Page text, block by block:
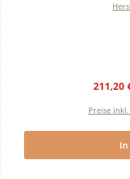
211,20
Preise